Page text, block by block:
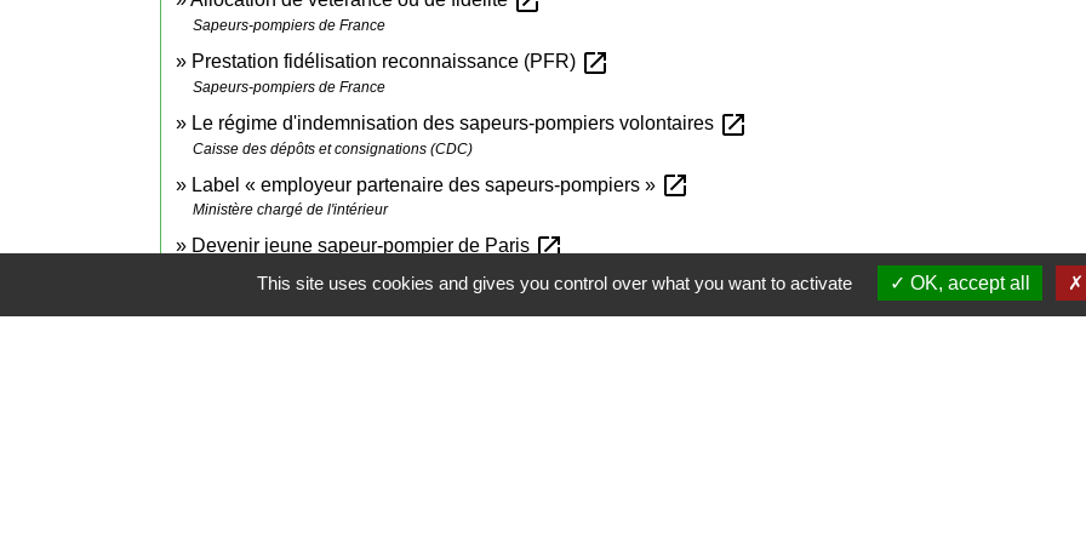
Sapeurs-pompiers de France
Prestation fidélisation reconnaissance (PFR) open_in_new
Sapeurs-pompiers de France
Le régime d'indemnisation des sapeurs-pompiers volontaires open_in_new
Caisse des dépôts et consignations (CDC)
Label « employeur partenaire des sapeurs-pompiers » open_in_new
Ministère chargé de l'intérieur
Devenir jeune sapeur-pompier de Paris open_in_new
This site uses cookies and gives you control over what you want to activate OK, accept all